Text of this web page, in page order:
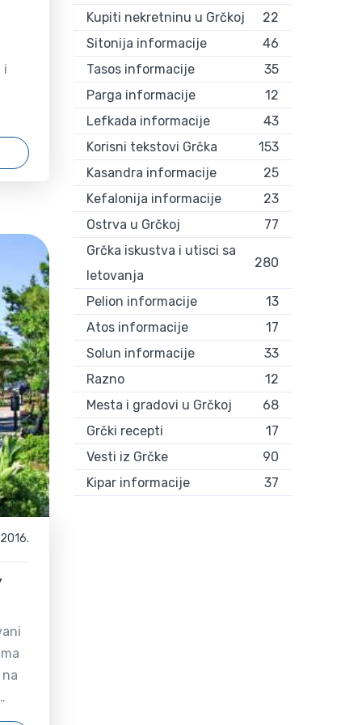
i
ne
joj
Kupiti nekretninu u Grčkoj
22
Sitonija informacije
46
Tasos informacije
35
Parga informacije
12
Lefkada informacije
43
Korisni tekstovi Grčka
153
Kasandra informacije
25
Kefalonija informacije
23
Ostrva u Grčkoj
77
Grčka iskustva i utisci sa
letovanja
280
Pelion informacije
13
Atos informacije
17
Solun informacije
33
Razno
12
Mesta i gradovi u Grčkoj
68
Grčki recepti
17
Vesti iz Grčke
90
Kipar informacije
37